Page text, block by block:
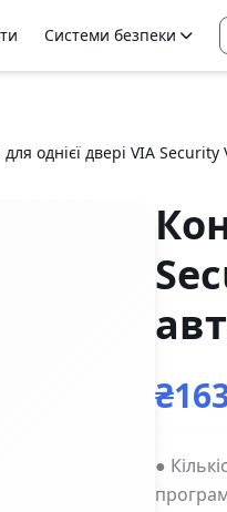
Системи безпеки
однієї двері VIA
●